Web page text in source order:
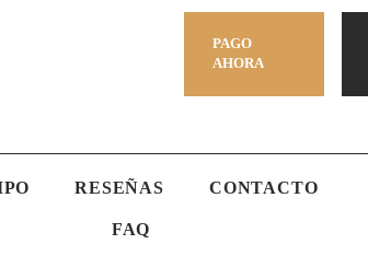
PAGO
AHORA
RESEÑAS CONTACTO
FAQ